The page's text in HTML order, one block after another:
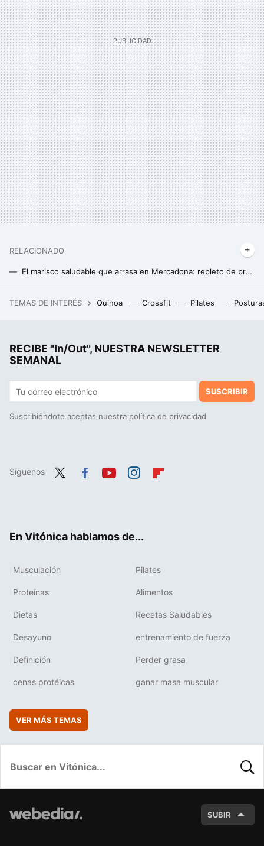
RELACIONADO
El marisco saludable que arrasa en Mercadona: repleto de proteínas para saciarnos y comer menos en Navidad
Las comunidades de vecinos llevan años preocupadas por los okupas. Ahora afrontan otro reto: los 'okupas de garaje'
TEMAS DE INTERÉS Quinoa Crossfit Pilates
RECIBE "In/Out", NUESTRA NEWSLETTER
SEMANAL
SUSCRIBIR
Suscribiéndote aceptas nuestra política de privacidad
Síguenos
En Vitónica hablamos de...
Musculación Pilates
Proteínas Alimentos
Dietas Recetas Saludables
Desayuno entrenamiento de fuerza
Definición Perder grasa
cenas protéicas ganar masa muscular
VER MÁS TEMAS
SUBIR